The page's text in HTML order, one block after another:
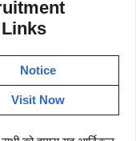
Notice
Visit Now